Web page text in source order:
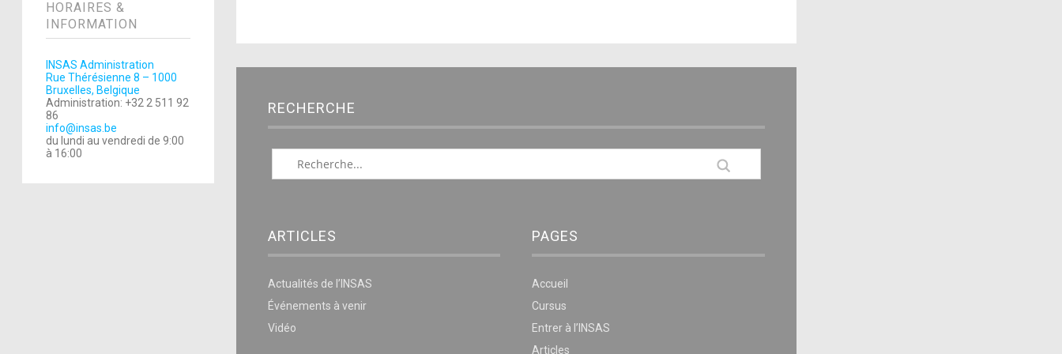
HORAIRES &
INFORMATION
INSAS Administration
Rue Thérésienne 8 – 1000
Bruxelles, Belgique
Administration: +32 2 511 92
86
info@insas.be
du lundi au vendredi de 9:00
à 16:00
RECHERCHE
ARTICLES
Actualités de l’INSAS
Événements à venir
Vidéo
PAGES
Accueil
Cursus
Entrer à l’INSAS
Articles